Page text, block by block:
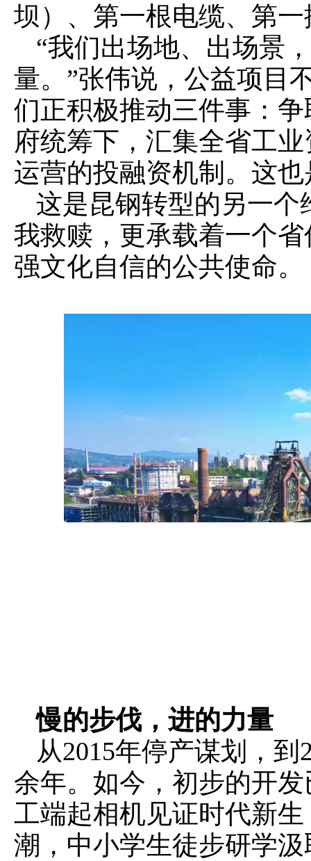
坝）、第一根电缆、第
“我们出场地、出场景
量。”张伟说，公益项目
们正积极推动三件事：
府统筹下，汇集全省工
运营的投融资机制。这
这是昆钢转型的另一
我救赎，更承载着一个
强文化自信的公共使命。
慢的步伐，进的力量
从2015年停产谋划，
余年。如今，初步的开
工端起相机见证时代新
潮，中小学生徒步研学